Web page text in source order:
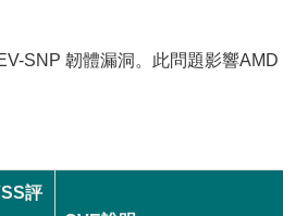
SNP 韌體漏洞。此問題影響
評